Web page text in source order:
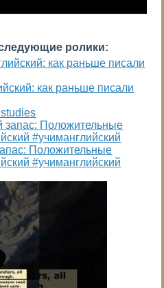
ролики:
как раньше писали
Положительные
#учиманглийский